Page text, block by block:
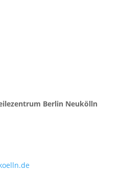
Berlin Neukölln